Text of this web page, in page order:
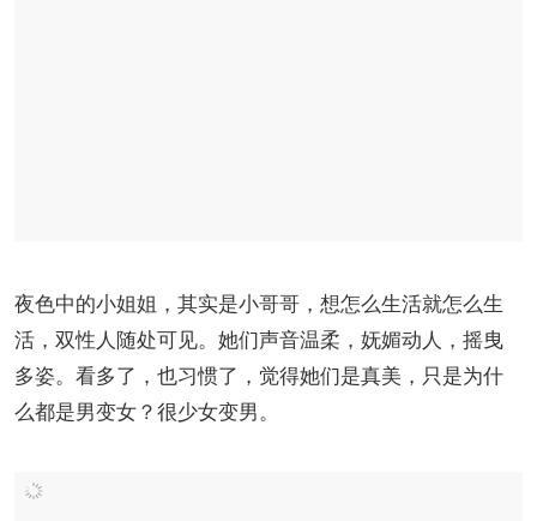
夜色中的小姐姐，其实是小哥哥，想怎么生活就怎么生
活，双性人随处可见。她们声音温柔，妩媚动人，摇曳
多姿。看多了，也习惯了，觉得她们是真美，只是为什
么都是男变女？很少女变男。